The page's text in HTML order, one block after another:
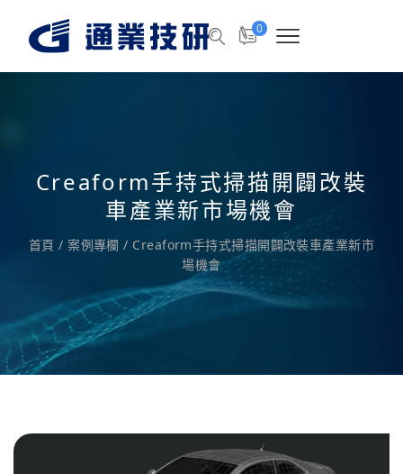
0
Creaform手持式掃描開闢改裝
車產業新市場機會
首頁/ 案例專欄/ Creaform手持式掃描開闢改裝車產業新市
場機會